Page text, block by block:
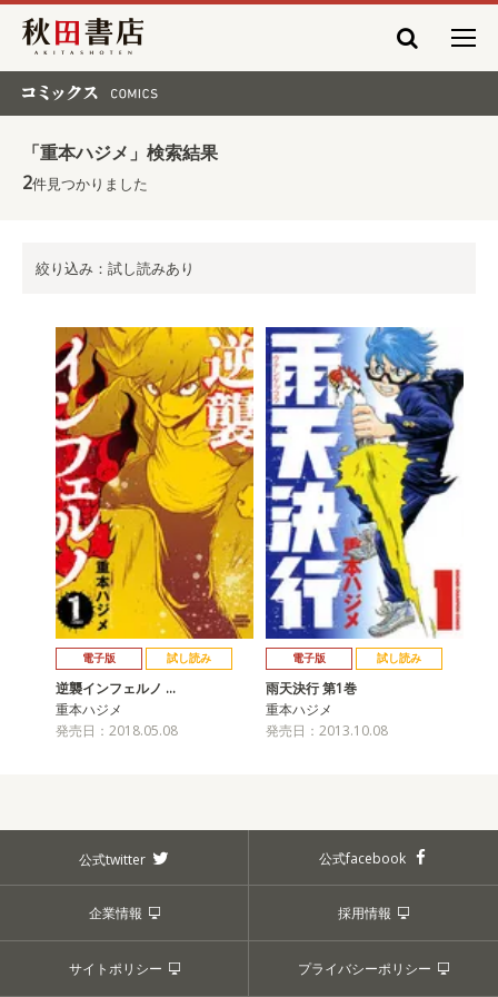
秋田書店
「重本ハジメ」検索結果
2件見つかりました
絞り込み：試し読みあり
電子版 試し読み
逆襲インフェルノ …
重本ハジメ
発売日：2018.05.08
電子版 試し読み
雨天決行 第1巻
重本ハジメ
発売日：2013.10.08
公式twitter 公式facebook
企業情報 採用情報
サイトポリシー プライバシーポリシー